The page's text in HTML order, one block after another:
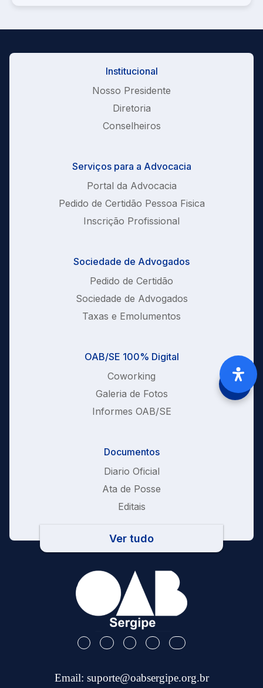
Institucional
Nosso Presidente
Diretoria
Conselheiros
Serviços para a Advocacia
Portal da Advocacia
Pedido de Certidão Pessoa Fisica
Inscrição Profissional
Sociedade de Advogados
Pedido de Certidão
Sociedade de Advogados
Taxas e Emolumentos
OAB/SE 100% Digital
Coworking
Galeria de Fotos
Informes OAB/SE
Documentos
Diario Oficial
Ata de Posse
Editais
Ver tudo
Email: suporte@oabsergipe.org.br